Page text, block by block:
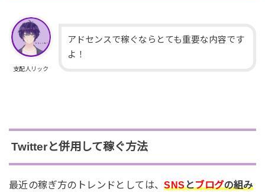
支配人リック
アドセンスで稼ぐならとても重要な内容です
よ！
Twitterと併用して稼ぐ方法
最近の稼ぎ方のトレンドとしては、SNSとブログの組み